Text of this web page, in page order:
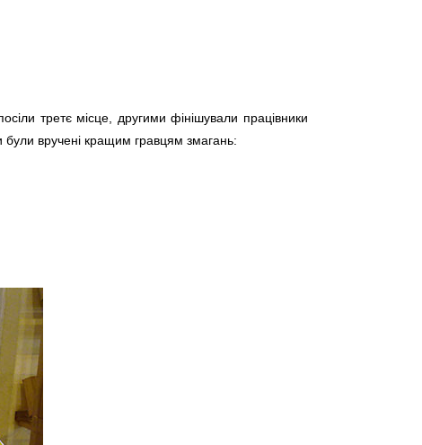
третє місце, другими фінішували працівники
були вручені кращим гравцям змагань: